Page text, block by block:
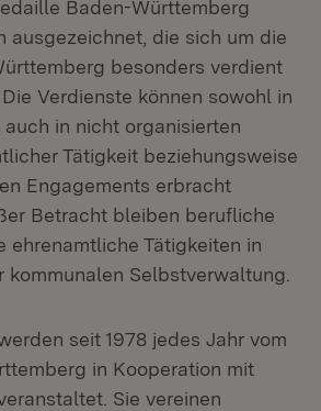
Baden-Württemberg
ausgezeichnet, die sich um die
besonders verdient
Verdienste können sowohl in
in nicht organisierten
Tätigkeit beziehungsweise
Engagements erbracht
Betracht bleiben berufliche
ehrenamtliche Tätigkeiten in
kommunalen Selbstverwaltung.
seit 1978 jedes Jahr vom
in Kooperation mit
Sie vereinen